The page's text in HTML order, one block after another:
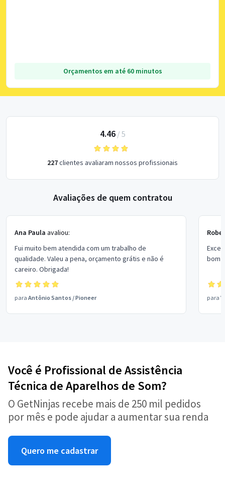
Orçamentos em até 60 minutos
4.46/ 5
227clientes avaliaram nossos profissionais
Avaliações de quem contratou
Ana Paula avaliou:
Fui muito bem atendida com um trabalho de
qualidade. Valeu a pena, orçamento grátis e não é
careiro. Obrigada!
para Antônio Santos /Pioneer
bom
para
Você é Profissional de Assistência
Técnica de Aparelhos de Som?
O GetNinjas recebe mais de 250 mil pedidos
por mês e pode ajudar a aumentar sua renda
Quero me cadastrar